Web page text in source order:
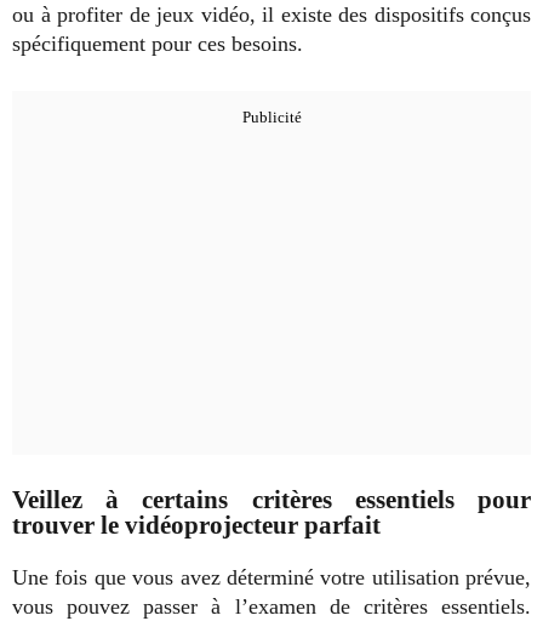
ou à profiter de jeux vidéo, il existe des dispositifs conçus
spécifiquement pour ces besoins.
Veillez à certains critères essentiels pour
trouver le vidéoprojecteur parfait
Une fois que vous avez déterminé votre utilisation prévue,
vous pouvez passer à l’examen de critères essentiels.